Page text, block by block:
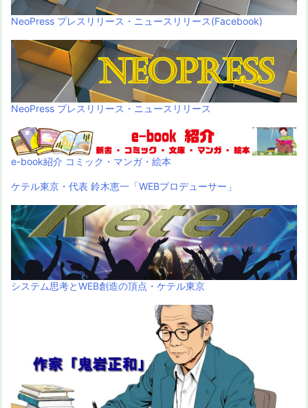
NeoPress プレスリリース・ニュースリリース(Facebook)
NeoPress プレスリリース・ニュースリリース
e-book紹介 コミック・マンガ・絵本
ケテル東京・代表 鈴木恵一「WEBプロデューサー」
システム思考とWEB創造の頂点・ケテル東京